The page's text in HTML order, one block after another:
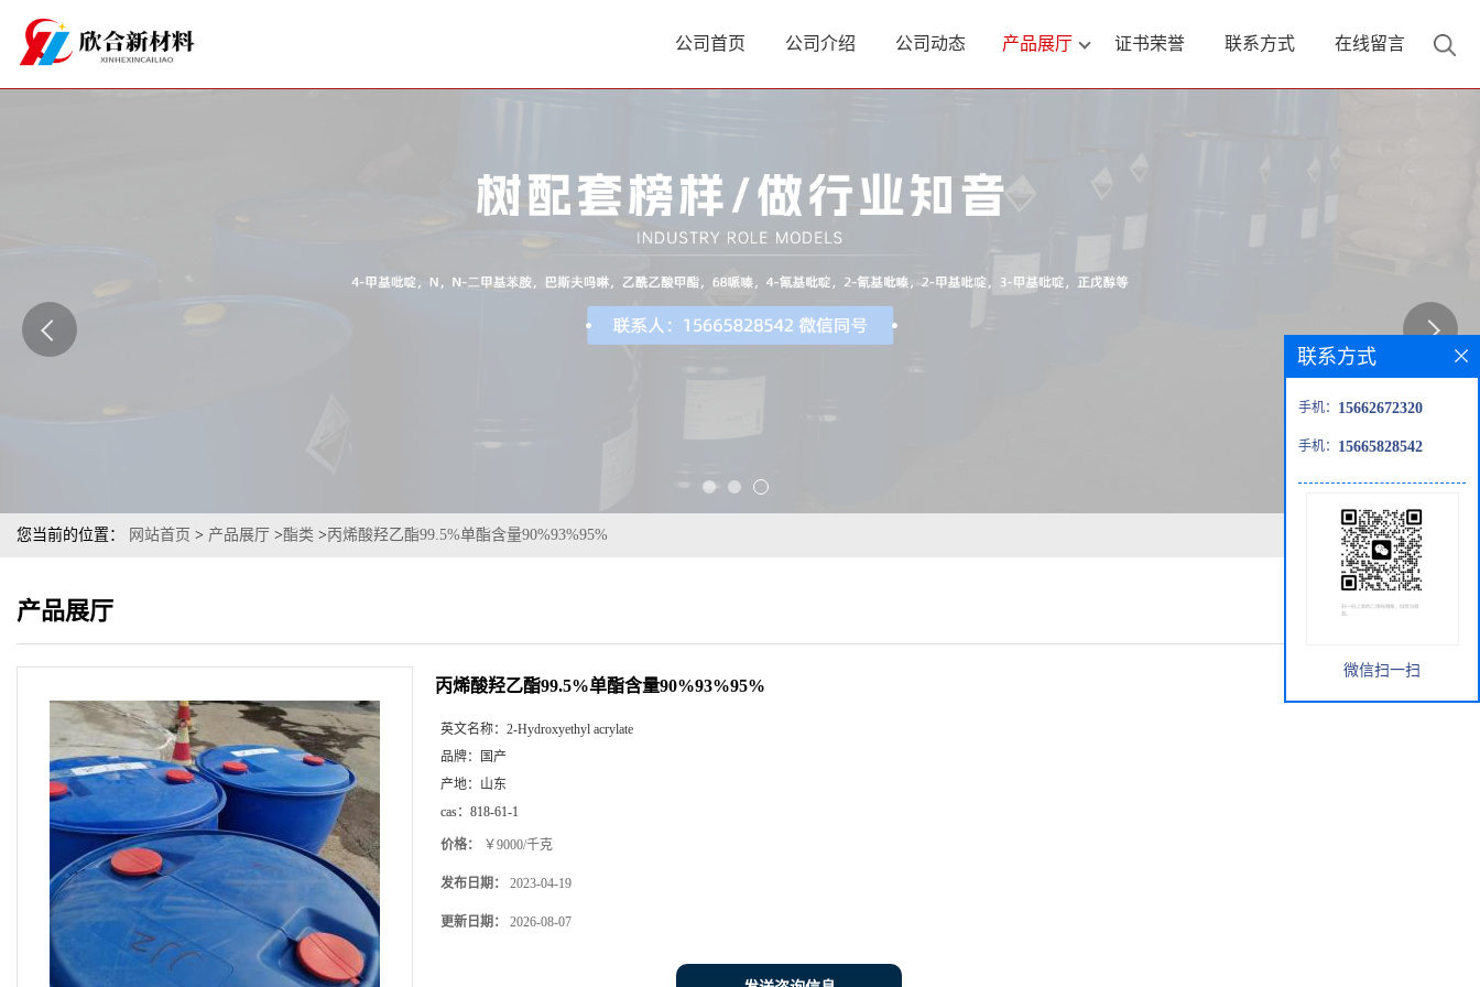
公司首页 公司介绍 公司动态 产品展厅 证书荣誉 联系方式 在线留言
您当前的位置： 网站首页 > 产品展厅 >酯类 >丙烯酸羟乙酯99.5%单酯含量90%93%95%
产品展厅
丙烯酸羟乙酯99.5%单酯含量90%93%95%
英文名称： 2-Hydroxyethyl acrylate
品牌：
国产
产地： 山东
cas： 818-61-1
价格： ￥9000/千克
发布日期： 2023-04-19
更新日期： 2026-08-07
联系方式
手机： 15662672320
手机： 15665828542
微信扫一扫